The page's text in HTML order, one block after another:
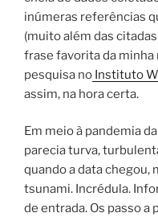
inúmeras referências
(muito além das
frase favorita da minha
pesquisa no Instituto
assim, na hora certa.
Em meio à pandemia
parecia turva,
quando a data chegou,
tsunami. Incrédula.
de entrada. Os passo